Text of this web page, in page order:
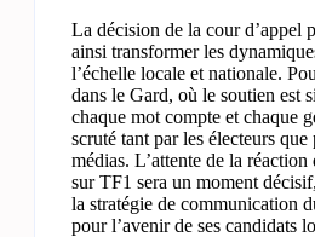
La décision de la cour d’appel
ainsi transformer les
l’échelle locale et nationale.
dans le Gard, où le soutien est
chaque mot compte et chaque
scruté tant par les électeurs que
médias. L’attente de la réaction
sur TF1 sera un moment
la stratégie de communication
pour l’avenir de ses candidats